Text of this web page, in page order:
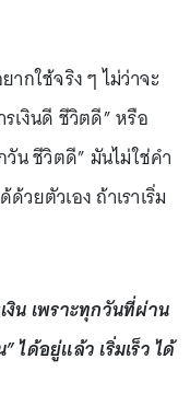
กใช้จริง ๆ ไม่ว่าจะ
เงินดี ชีวิตดี” หรือ
น ชีวิตดี” มันไม่ใช่คำ
ยตัวเอง ถ้าเราเริ่ม
งิน เพราะทุกวันที่ผ่าน
ได้อยู่แล้ว เริ่มเร็ว ได้